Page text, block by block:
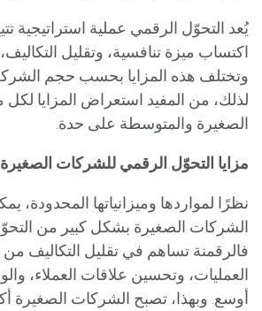
يُعد التحوّل الرقمي عملية استراتيجية
اكتساب ميزة تنافسية، وتقليل التكاليف،
وتختلف هذه المزايا بحسب حجم
لذلك، من المفيد استعراض المزايا
الصغيرة والمتوسطة على حدة.
مزايا التحوّل الرقمي للشركات الصغيرة
نظرًا لمواردها وميزانياتها المحدودة،
الشركات الصغيرة بشكل كبير من
فالرقمنة تساهم في تقليل التكاليف من
العمليات، وتحسين علاقات العملاء،
أوسع. وبهذا، تصبح الشركات الصغيرة